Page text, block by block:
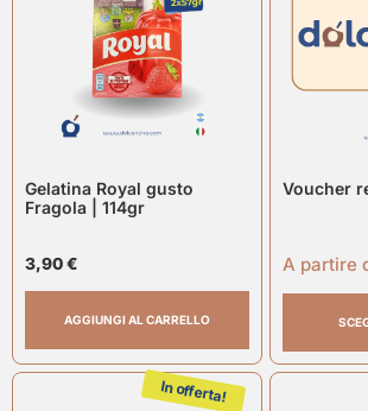
Gelatina Royal gusto
Fragola | 114gr
3,90€
AGGIUNGI AL CARRELLO
Voucher
A partire
In offerta!